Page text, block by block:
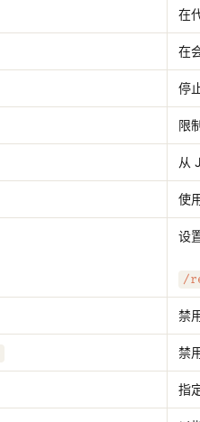
在
在
停
限
从
使
设
/
禁
禁
指